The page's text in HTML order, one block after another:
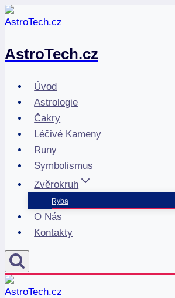
Přeskočit
na
AstroTech.cz
Úvod
Astrologie
Čakry
Léčivé Kameny
Runy
Symbolismus
Zvěrokruh
Ryba
O Nás
Kontakty